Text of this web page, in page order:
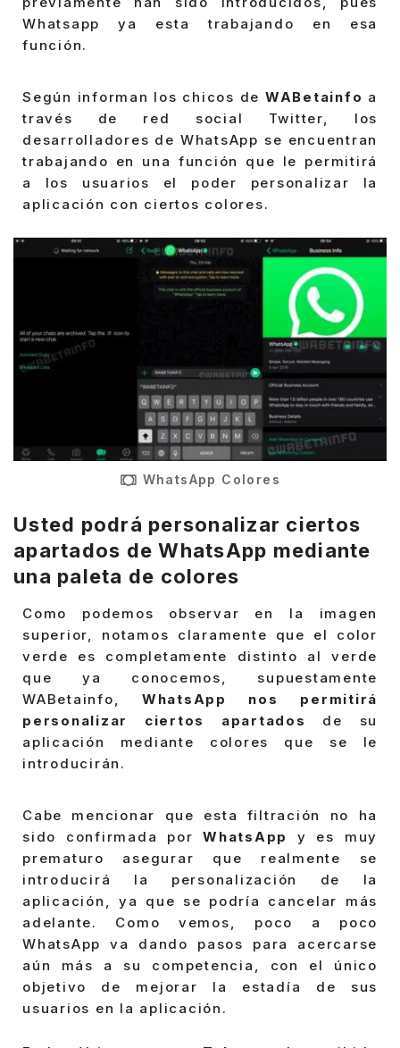
Whatsapp ya esta trabajando en esa
función.
Según informan los chicos de WABetainfo a
través de red social Twitter, los
desarrolladores de WhatsApp se encuentran
trabajando en una función que le permitirá
a los usuarios el poder personalizar la
aplicación con ciertos colores.
WhatsApp Colores
Usted podrá personalizar ciertos
apartados de WhatsApp mediante
una paleta de colores
Como podemos observar en la imagen
superior, notamos claramente que el color
verde es completamente distinto al verde
que ya conocemos, supuestamente
WABetainfo, WhatsApp nos permitirá
personalizar ciertos apartados
de su
aplicación mediante colores que se le
introducirán.
Cabe mencionar que esta filtración no ha
sido confirmada porWhatsApp
y es muy
prematuro asegurar que realmente se
introducirá la personalización de la
aplicación, ya que se podría cancelar más
adelante. Como vemos, poco a poco
WhatsApp va dando pasos para acercarse
aún más a su competencia, con el único
objetivo de mejorar la estadía de sus
usuarios en la aplicación.